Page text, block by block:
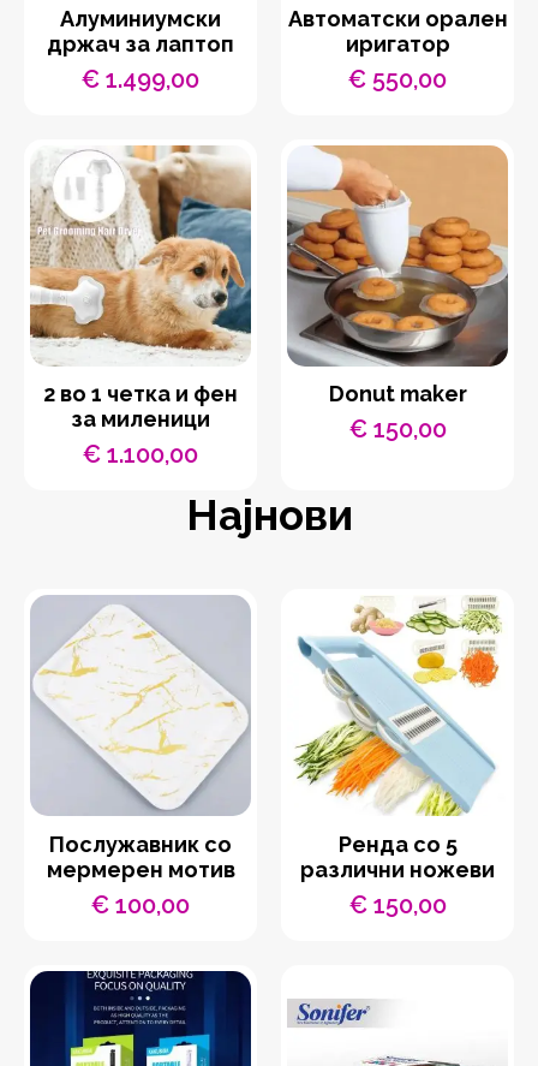
Aлуминиумски
држач за лаптоп
€ 1.499,00
Автоматски орален
иригатор
€ 550,00
2 во 1 четка и фен
за миленици
€ 1.100,00
Donut maker
€150,00
Најнови
Послужавник со
мермерен мотив
€ 100,00
Ренда со 5
различни ножеви
€150,00